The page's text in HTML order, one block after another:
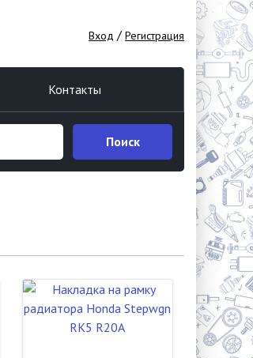
Вход / Регистрация
Контакты
Поиск